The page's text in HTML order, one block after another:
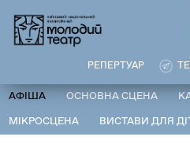
основного
РЕПЕРТУАР
АФІША ОСНОВНА СЦЕНА
МІКРОСЦЕНА ВИСТАВИ ДЛЯ